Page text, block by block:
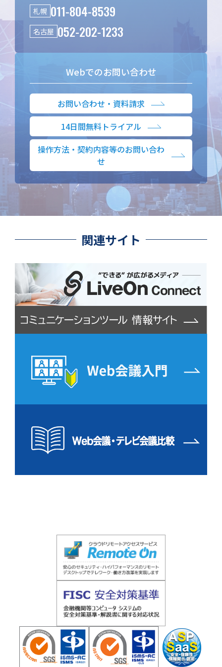
札幌 011-804-8539
名古屋 052-202-1233
Webでのお問い合わせ
お問い合わせ・資料請求
14日間無料トライアル
操作方法・契約内容等のお問い合わ
せ
関連サイト